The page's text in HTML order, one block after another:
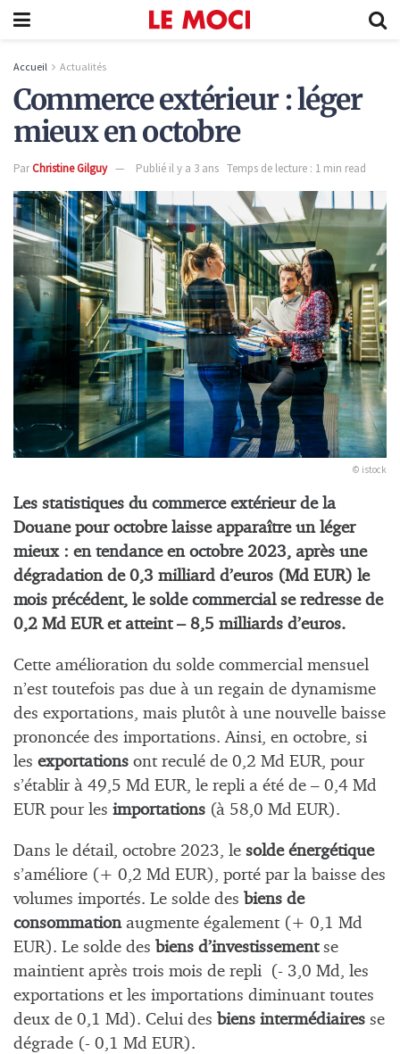
Accueil Actualités
Commerce extérieur : léger
mieux en octobre
ParChristine Gilguy Publié il y a 3 ans Temps de lecture : 1 min read
© istock
Les statistiques du commerce extérieur de la
Douane pour octobre laisse apparaître un léger
mieux : en tendance en octobre 2023, après une
dégradation de 0,3 milliard d’euros (Md EUR) le
mois précédent, le solde commercial se redresse de
0,2 Md EUR et atteint – 8,5 milliards d’euros.
Cette amélioration du solde commercial mensuel
n’est toutefois pas due à un regain de dynamisme
des exportations, mais plutôt à une nouvelle baisse
prononcée des importations. Ainsi, en octobre, si
les exportations ont reculé de 0,2 Md EUR, pour
s’établir à 49,5 Md EUR, le repli a été de – 0,4 Md
EUR pour les importations (à 58,0 Md EUR).
Dans le détail, octobre 2023, le solde énergétique
s’améliore (+ 0,2 Md EUR), porté par la baisse des
volumes importés. Le solde des biens de
consommationaugmente également (+ 0,1 Md
EUR). Le solde des biens d’investissementse
maintient après trois mois de repli (- 3,0 Md, les
exportations et les importations diminuant toutes
deux de 0,1 Md). Celui des biens intermédiaires se
dégrade (- 0,1 Md EUR).